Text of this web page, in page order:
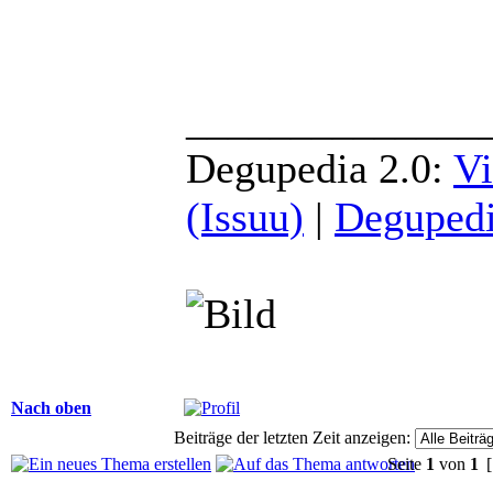
Degupedia 2.0:
(Issuu) |
Nach oben
Beiträge der letzten Zeit anzeigen:
Seite 1 von 1